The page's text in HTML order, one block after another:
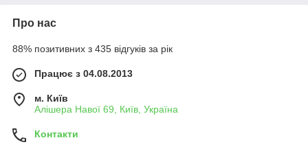
Про нас
88% позитивних з 435 відгуків за рік
Працює з 04.08.2013
м. Київ
Алішера Навої 69, Київ, Україна
Контакти